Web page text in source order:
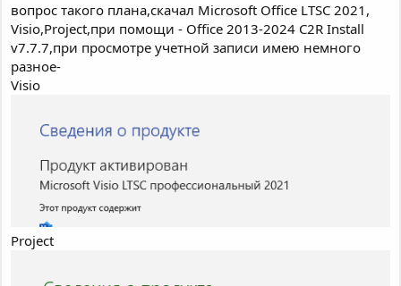
вопрос такого плана,скачал Microsoft Office LTSC 2021,
Visio,Project,при помощи - Office 2013-2024 C2R Install
v7.7.7,при просмотре учетной записи имею немного
разное-
Visio
Project